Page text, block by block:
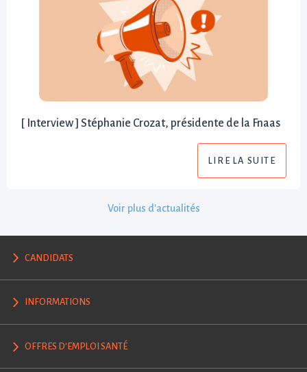
[ Interview ] Stéphanie Crozat, présidente de la Fnaas
LIRE LA SUITE
Voir plus d'actualités
CANDIDATS
INFORMATIONS
OFFRES D'EMPLOI SANTÉ